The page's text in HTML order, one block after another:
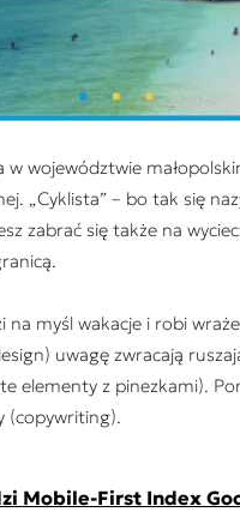
w województwie
„Cyklista” – bo tak się
zabrać się także na
myśl wakacje i robi
uwagę zwracają
elementy z pinezkami).
(copywriting).
Mobile-First Index